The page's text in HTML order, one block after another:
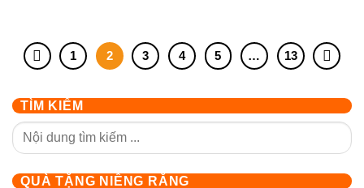
1 2 3 4 5 … 13
TÌM KIẾM
QUÀ TẶNG NIỀNG RĂNG